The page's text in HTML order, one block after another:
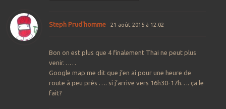
Steph Prud'homme 21 août 2015 à 12:02
Bon on est plus que 4 finalement Thai ne peut plus
venir……
Google map me dit que j’en ai pour une heure de
route à peu près …. si j’arrive vers 16h30-17h…. ça le
fait?